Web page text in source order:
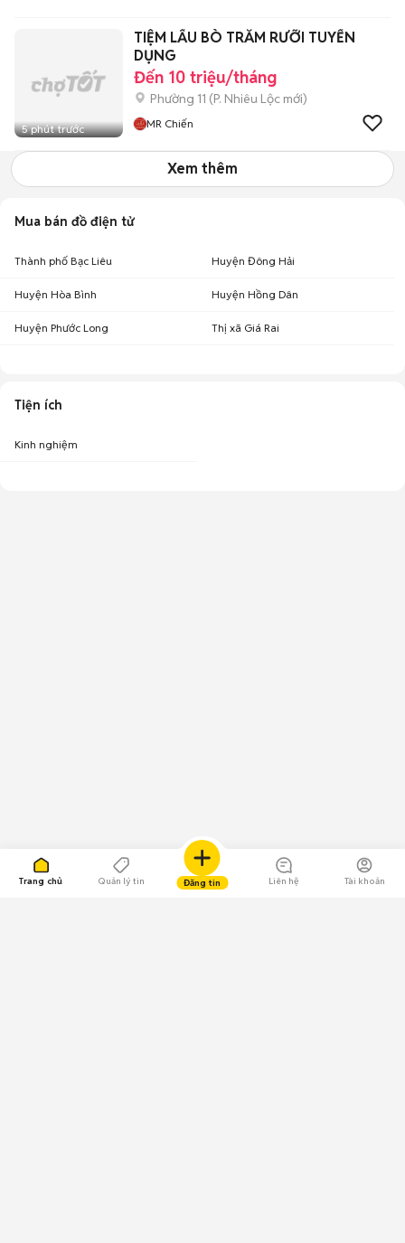
Trang chủ Quản lý tin Đăng tin Liên hệ Tài khoản
5 phút trước
TIỆM LẨU BÒ TRĂM RƯỠI TUYỂN
DỤNG
Đến 10 triệu/tháng
Phường 11 (P. Nhiêu Lộc mới)
MR Chiến
Xem thêm
Mua bán đồ điện tử
Thành phố Bạc Liêu Huyện Đông Hải
Huyện Hòa Bình Huyện Hồng Dân
Huyện Phước Long Thị xã Giá Rai
Tiện ích
Kinh nghiệm